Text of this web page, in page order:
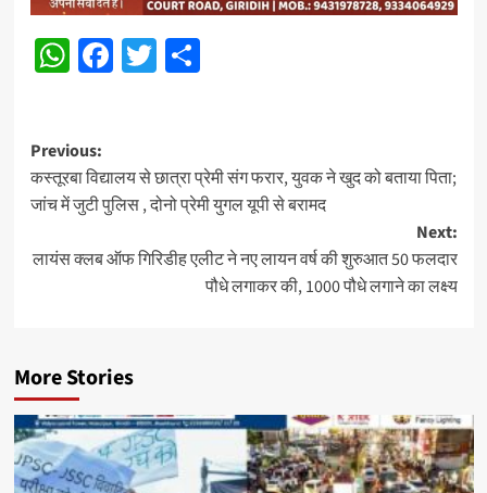
WhatsApp
Facebook
Twitter
Share
Post
navigation
Previous:
कस्तूरबा विद्यालय से छात्रा प्रेमी संग फरार, युवक ने खुद को बताया पिता;
जांच में जुटी पुलिस , दोनो प्रेमी युगल यूपी से बरामद
Next:
लायंस क्लब ऑफ गिरिडीह एलीट ने नए लायन वर्ष की शुरुआत 50 फलदार
पौधे लगाकर की, 1000 पौधे लगाने का लक्ष्य
More Stories